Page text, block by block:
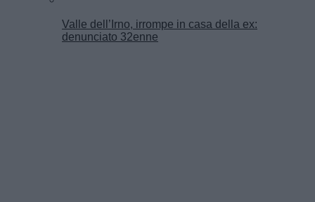
Valle dell’Irno, irrompe in casa della ex:
denunciato 32enne